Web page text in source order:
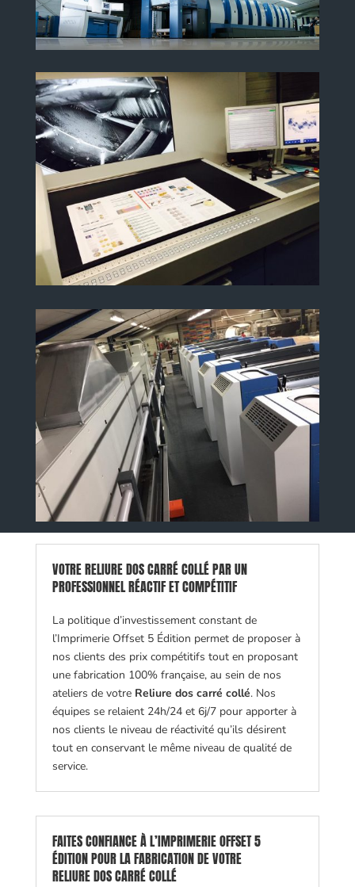
VOTRE RELIURE DOS CARRÉ COLLÉ PAR UN
PROFESSIONNEL RÉACTIF ET COMPÉTITIF
La politique d’investissement constant de
l’Imprimerie Offset 5 Édition permet de proposer à
nos clients des prix compétitifs tout en proposant
une fabrication 100% française, au sein de nos
ateliers de votre Reliure dos carré collé. Nos
équipes se relaient 24h/24 et 6j/7 pour apporter à
nos clients le niveau de réactivité qu’ils désirent
tout en conservant le même niveau de qualité de
service.
FAITES CONFIANCE À L’IMPRIMERIE OFFSET 5
ÉDITION POUR LA FABRICATION DE VOTRE
RELIURE DOS CARRÉ COLLÉ